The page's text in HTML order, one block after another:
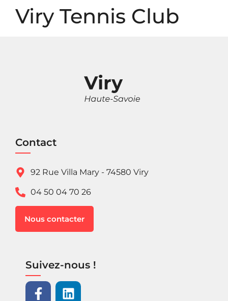
Viry Tennis Club
Contact
92 Rue Villa Mary - 74580 Viry
04 50 04 70 26
Nous contacter
Suivez-nous !
Panneau de gestion des cookies